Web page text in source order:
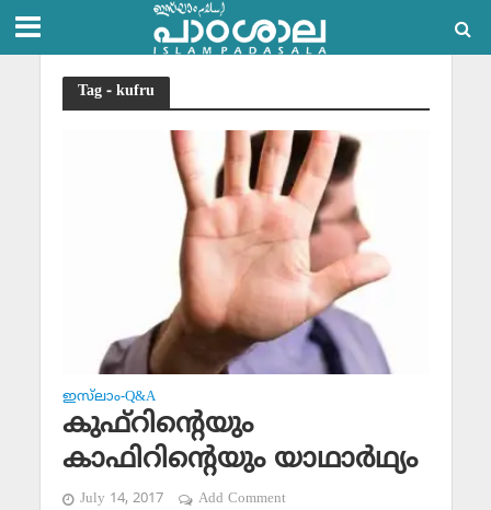
Tag - kufru
ഇസ്‌ലാം-Q&A
കുഫ്‌റിന്റെയും
കാഫിറിന്റെയും യാഥാര്‍ഥ്യം
July 14, 2017 Add Comment